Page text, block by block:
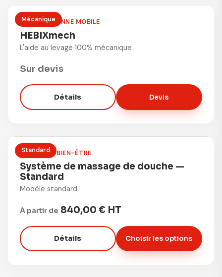
Mécanique
LÈVE-PERSONNE MOBILE
HEBIXmech
L'aide au levage 100% mécanique
Sur devis
Détails Devis
Standard
DOUCHE & BIEN-ÊTRE
Système de massage de douche —
Standard
Modèle standard
À partir de 840,00 € HT
Détails Choisir les options